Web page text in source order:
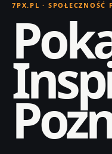
7PX.PL · SPOŁECZNOŚĆ